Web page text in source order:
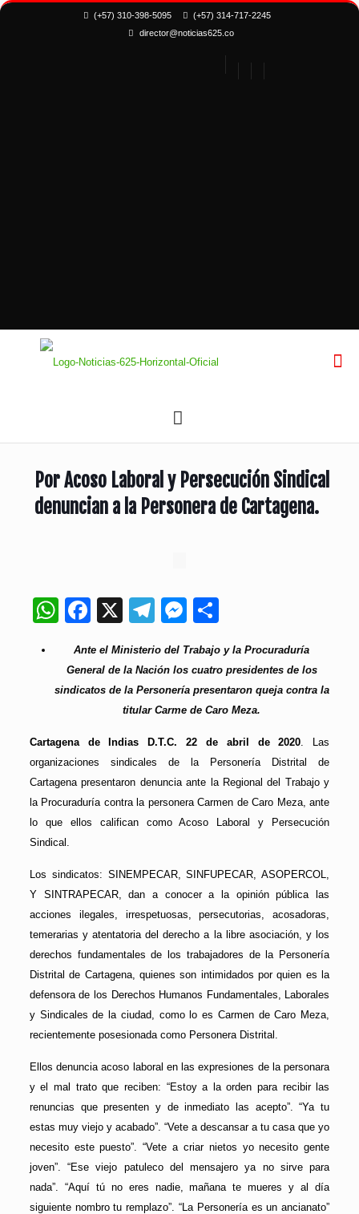
(+57) 310-398-5095
(+57) 314-717-2245
director@noticias625.co
Por Acoso Laboral y Persecución Sindical
denuncian a la Personera de Cartagena.
WhatsApp
Facebook
X Telegram
Messenger
Compartir
Ante el Ministerio del Trabajo y la Procuraduría
General de la Nación los cuatro presidentes de los
sindicatos de la Personería presentaron queja contra la
titular Carme de Caro Meza.
Cartagena de Indias D.T.C. 22 de abril de 2020 . Las
organizaciones sindicales de la Personería Distrital de
Cartagena presentaron denuncia ante la Regional del Trabajo y
la Procuraduría contra la personera Carmen de Caro Meza, ante
lo que ellos califican como Acoso Laboral y Persecución
Sindical.
Los sindicatos: SINEMPECAR, SINFUPECAR, ASOPERCOL,
Y SINTRAPECAR, dan a conocer a la opinión pública las
acciones ilegales, irrespetuosas, persecutorias, acosadoras,
temerarias y atentatoria del derecho a la libre asociación, y los
derechos fundamentales de los trabajadores de la Personería
Distrital de Cartagena, quienes son intimidados por quien es la
defensora de los Derechos Humanos Fundamentales, Laborales
y Sindicales de la ciudad, como lo es Carmen de Caro Meza,
recientemente posesionada como Personera Distrital.
Ellos denuncia acoso laboral en las expresiones de la personara
y el mal trato que reciben: “Estoy a la orden para recibir las
renuncias que presenten y de inmediato las acepto”. “Ya tu
estas muy viejo y acabado”. “Vete a descansar a tu casa que yo
necesito este puesto”. “Vete a criar nietos yo necesito gente
joven”. “Ese viejo patuleco del mensajero ya no sirve para
nada”. “Aquí tú no eres nadie, mañana te mueres y al día
siguiente nombro tu remplazo”. “La Personería es un ancianato”